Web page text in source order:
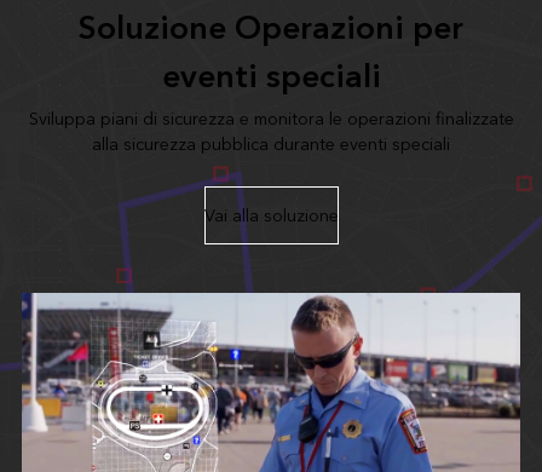
Soluzione Operazioni per
eventi speciali
Sviluppa piani di sicurezza e monitora le operazioni finalizzate
alla sicurezza pubblica durante eventi speciali
Vai alla soluzione